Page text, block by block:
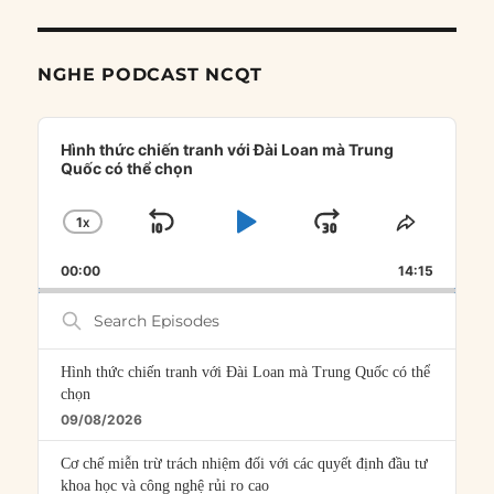
NGHE PODCAST NCQT
Audio
Player
Hình thức chiến tranh với Đài Loan mà Trung
Quốc có thể chọn
CHANGE
RATE
1X
SKIP
PLAYJUMP
FORWARD
SHARE
00:00 14:15
Search
Episodes
Hình thức chiến tranh với Đài Loan mà Trung Quốc có thể
chọn
09/08/2026
Cơ chế miễn trừ trách nhiệm đối với các quyết định đầu tư
khoa học và công nghệ rủi ro cao